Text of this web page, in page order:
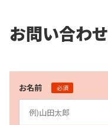
お問い合わせ
お名前 必須